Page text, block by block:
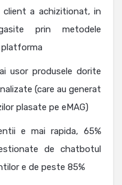
client a achizitionat, in
prin metodele
usor produsele dorite
(care au generat
plasate pe eMAG)
e mai rapida, 65%
de chatbotul
e de peste 85%